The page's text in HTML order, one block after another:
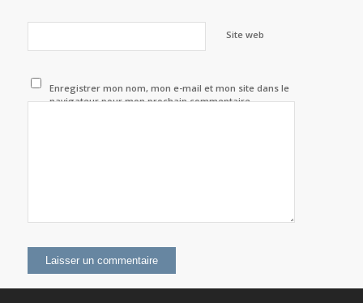
Site web
Enregistrer mon nom, mon e-mail et mon site dans le
navigateur pour mon prochain commentaire.